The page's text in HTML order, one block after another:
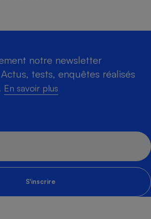
notre newsletter
tests, enquêtes réalisés
En savoir plus
S'inscrire